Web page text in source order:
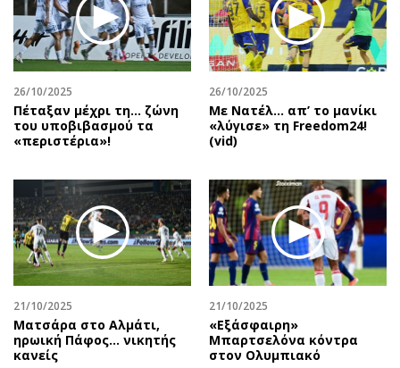
26/10/2025
Πέταξαν μέχρι τη… ζώνη
του υποβιβασμού τα
«περιστέρια»!
26/10/2025
Με Νατέλ… απ’ το μανίκι
«λύγισε» τη Freedom24!
(vid)
21/10/2025
Ματσάρα στο Αλμάτι,
ηρωική Πάφος… νικητής
κανείς
21/10/2025
«Εξάσφαιρη»
Μπαρτσελόνα κόντρα
στον Ολυμπιακό